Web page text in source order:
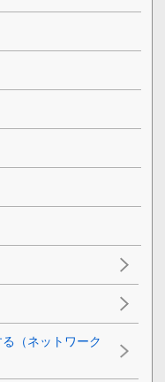
（ネットワーク